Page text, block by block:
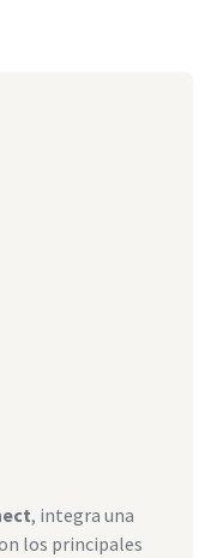
, integra una
los principales